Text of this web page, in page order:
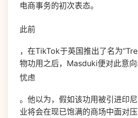
电商事务的初次表态。
此前
，在TikTok于英国推出了名为
物功用之后，Masduki便对此意
忧虑
。他以为，假如该功用被引进印
业将会在现已饱满的商场中面对压